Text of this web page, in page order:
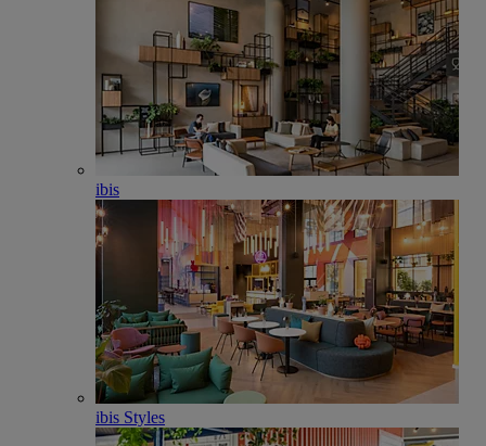
ibis
ibis Styles